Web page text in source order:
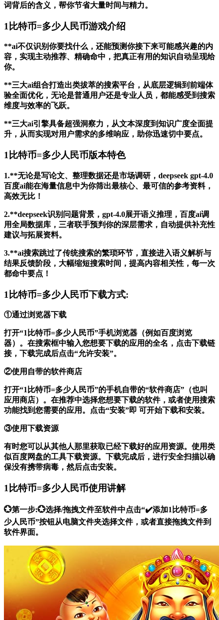
词背后的含义，帮你节省大量时间与精力。
1比特币=多少人民币游戏介绍
**ai不仅识别你要找什么，还能预测你接下来可能感兴趣的内
容，实现主动推荐、精确命中，把真正有用的知识自动呈现给
你。
**三大ai组合打造出类拔萃的搜索平台，从底层逻辑到前端体
验全面优化，无论是普通用户还是专业人员，都能感受到搜索
维度与效率的飞跃。
**三大ai引擎具备超强洞察力，从文本深度到知识广度全面提
升，从而实现对用户需求的多维响应，助你迅速切中要点。
1比特币=多少人民币版本特色
1.**无论是写论文、整理数据还是市场调研，deepseek gpt-4.0
百度ai能在海量信息中为你筛出最核心、最可信的参考资料，
高效无比！
2.**deepseek识别问题背景，gpt-4.0展开语义推理，百度ai调
用全局数据库，三者联手预判你的深层需求，自动提供补充性
建议与拓展资料。
3.**ai搜索跳过了传统搜索的繁琐环节，直接进入语义解析与
结果反馈阶段，大幅缩短搜索时间，提高内容相关性，每一次
都命中要点！
1比特币=多少人民币下载方式:
①通过浏览器下载
打开“1比特币=多少人民币”手机浏览器（例如百度浏览
器）。在搜索框中输入您想要下载的应用的全名，点击下载链
接，下载完成后点击“允许安装”。
②使用自带的软件商店
打开“1比特币=多少人民币”的手机自带的“软件商店”（也叫
应用商店）。在推荐中选择您想要下载的软件，或者使用搜索
功能找到您需要的应用。点击“安装”即 可开始下载和安装。
③使用下载资源
有时您可以从其他人那里获取已经下载好的应用资源。使用类
似百度网盘的工具下载资源。下载完成后，进行安全扫描以确
保没有携带病毒，然后点击安装。
1比特币=多少人民币使用讲解
💮第一步:💮选择/拖拽文件至软件中点击“✔️添加1比特币=多
少人民币”按钮从电脑文件夹选择文件，或者直接拖拽文件到
软件界面。